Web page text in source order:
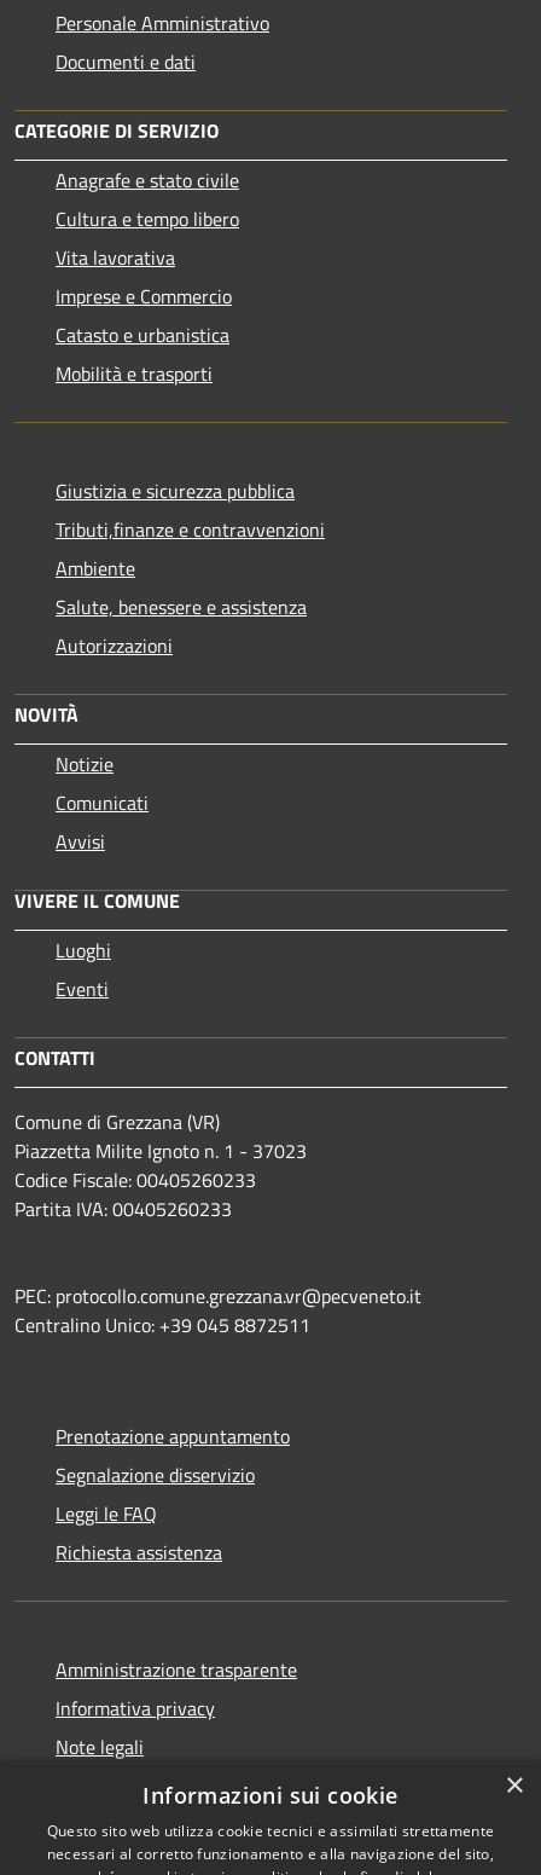
Personale Amministrativo
Documenti e dati
CATEGORIE DI SERVIZIO
Anagrafe e stato civile
Cultura e tempo libero
Vita lavorativa
Imprese e Commercio
Catasto e urbanistica
Mobilità e trasporti
Giustizia e sicurezza pubblica
Tributi,finanze e contravvenzioni
Ambiente
Salute, benessere e assistenza
Autorizzazioni
NOVITÀ
Notizie
Comunicati
Avvisi
VIVERE IL COMUNE
Luoghi
Eventi
CONTATTI
Comune di Grezzana (VR)
Piazzetta Milite Ignoto n. 1 - 37023
Codice Fiscale: 00405260233
Partita IVA: 00405260233
PEC: protocollo.comune.grezzana.vr@pecveneto.it
Centralino Unico: +39 045 8872511
Prenotazione appuntamento
Segnalazione disservizio
Leggi le FAQ
Richiesta assistenza
Amministrazione trasparente
Informativa privacy
Note legali
Dichiarazione di accessibilità
×
Informazioni sui cookie
Questo sito web utilizza cookie tecnici e assimilati strettamente
necessari al corretto funzionamento e alla navigazione del sito,